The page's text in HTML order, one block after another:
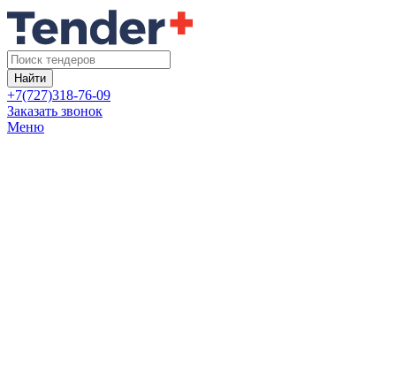
Найти
+7(727)318-76-09
Заказать звонок
Меню